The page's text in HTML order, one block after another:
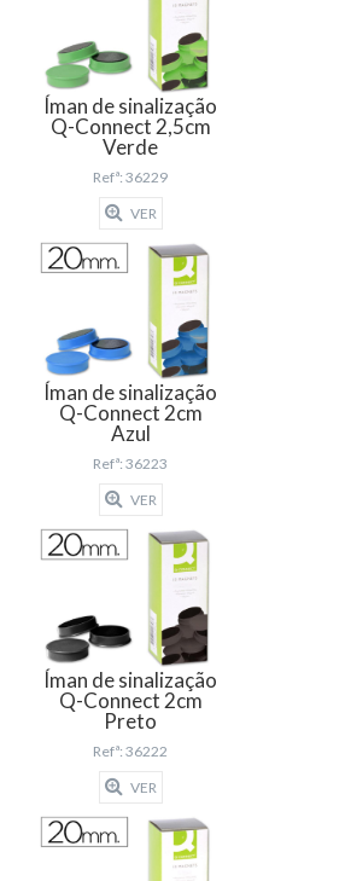
Íman de sinalização
Q-Connect 2,5cm
Verde
Refª: 36229
VER
Íman de sinalização
Q-Connect 2cm
Azul
Refª: 36223
VER
Íman de sinalização
Q-Connect 2cm
Preto
Refª: 36222
VER